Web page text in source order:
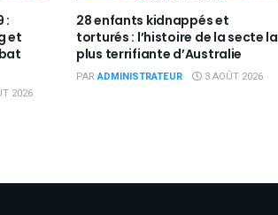
:
et
2026
28 enfants kidnappés et
torturés : l’histoire de la secte la
plus terrifiante d’Australie
PAR ADMINISTRATEUR 3 AOÛT 2026